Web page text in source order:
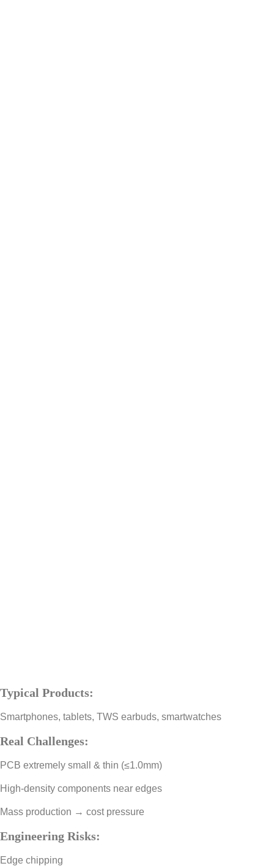
Typical Products:
Smartphones, tablets, TWS earbuds, smartwatches
Real Challenges:
PCB extremely small & thin (≤1.0mm)
High-density components near edges
Mass production → cost pressure
Engineering Risks:
Edge chipping